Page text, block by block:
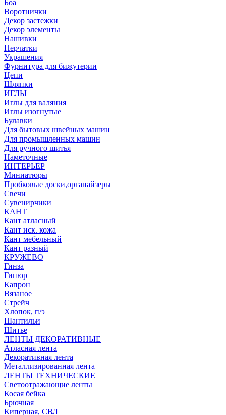
Боа
Воротнички
Декор застежки
Декор элементы
Нашивки
Перчатки
Украшения
Фурнитура для бижутерии
Цепи
Шляпки
ИГЛЫ
Иглы для валяния
Иглы изогнутые
Булавки
Для бытовых швейных машин
Для промышленных машин
Для ручного шитья
Наметочные
ИНТЕРЬЕР
Миниатюры
Пробковые доски,органайзеры
Свечи
Сувенирчики
КАНТ
Кант атласный
Кант иск. кожа
Кант мебельный
Кант разный
КРУЖЕВО
Гинза
Гипюр
Капрон
Вязаное
Стрейч
Хлопок, п/э
Шантильи
Шитье
ЛЕНТЫ ДЕКОРАТИВНЫЕ
Атласная лента
Декоративная лента
Металлизированная лента
ЛЕНТЫ ТЕХНИЧЕСКИЕ
Светоотражающие ленты
Косая бейка
Брючная
Киперная, СВЛ